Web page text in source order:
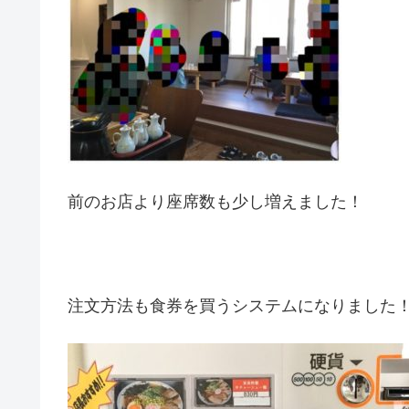
前のお店より座席数も少し増えました！
注文方法も食券を買うシステムになりました